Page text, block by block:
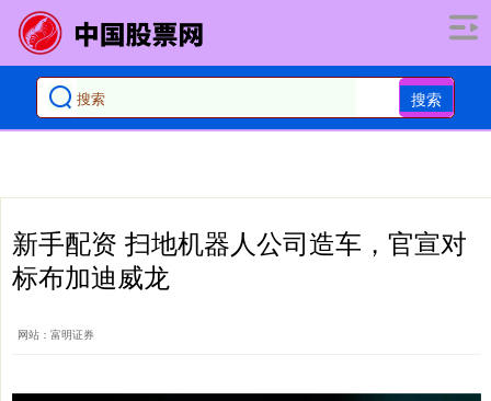
搜索
新手配资 扫地机器人公司造车，官宣对
标布加迪威龙
网站：富明证券